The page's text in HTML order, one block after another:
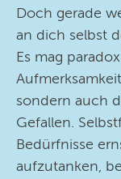
Doch gerade
an dich selbst
Es mag
sondern auch
Gefallen.
Bedürfnisse
aufzutanken,